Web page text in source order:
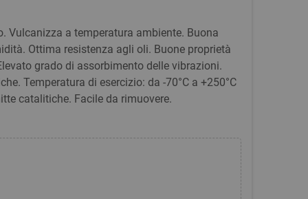
Vulcanizza a temperatura ambiente. Buona
Ottima resistenza agli oli. Buone proprietà
grado di assorbimento delle vibrazioni.
Temperatura di esercizio: da -70°C a +250°C
catalitiche. Facile da rimuovere.